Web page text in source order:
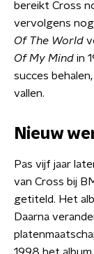
bereikt Cross
vervolgens
Of The World
Of My Mind in
succes
vallen.
Nieuw
Pas vijf jaar
van Cross bij
getiteld. Het
Daarna